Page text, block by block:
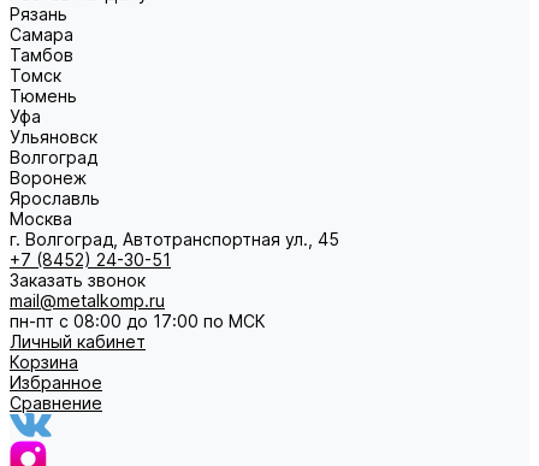
Рязань
Самара
Тамбов
Томск
Тюмень
Уфа
Ульяновск
Волгоград
Воронеж
Ярославль
Москва
г. Волгоград, Автотранспортная ул., 45
+7 (8452) 24-30-51
Заказать звонок
mail@metalkomp.ru
пн-пт с 08:00 до 17:00 по МСК
Личный кабинет
Корзина
Избранное
Сравнение